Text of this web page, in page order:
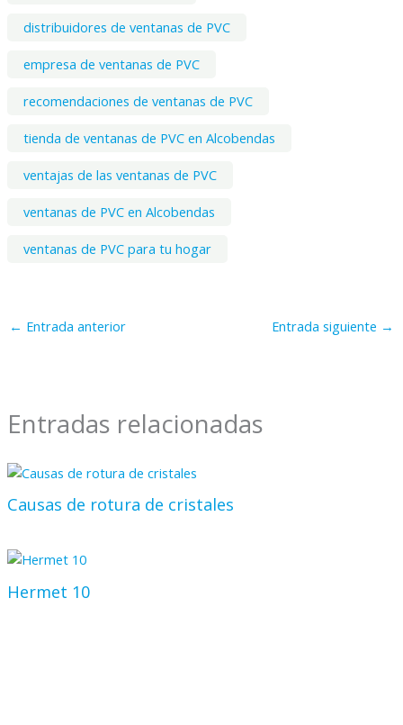
distribuidores de ventanas de PVC
empresa de ventanas de PVC
recomendaciones de ventanas de PVC
tienda de ventanas de PVC en Alcobendas
ventajas de las ventanas de PVC
ventanas de PVC en Alcobendas
ventanas de PVC para tu hogar
← Entrada anterior Entrada siguiente →
Entradas relacionadas
Causas de rotura de cristales
Hermet 10